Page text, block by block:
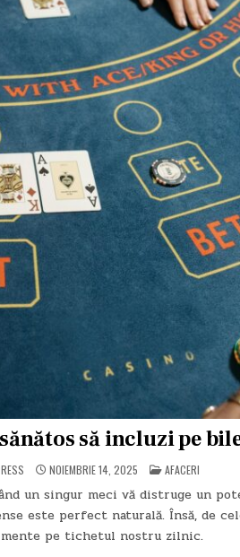
să incluzi pe
NOIEMBRIE 14, 2025 POSTED
IN
AFACERI
un singur meci vă distruge un
este perfect naturală. Însă, de
pe tichetul nostru zilnic.